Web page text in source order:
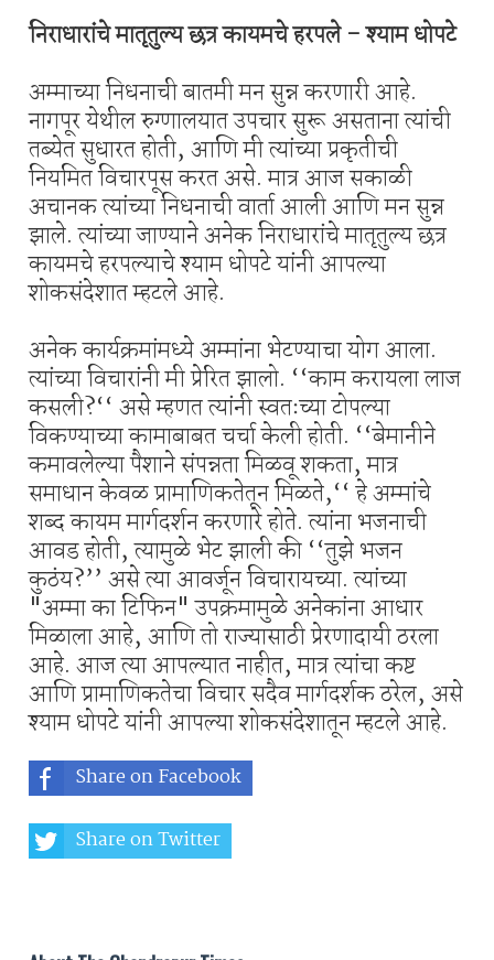
निराधारांचे मातृतुल्य छत्र कायमचे हरपले - श्याम धोपटे
अम्माच्या निधनाची बातमी मन सुन्न करणारी आहे.
नागपूर येथील रुग्णालयात उपचार सुरू असताना त्यांची
तब्येत सुधारत होती, आणि मी त्यांच्या प्रकृतीची
नियमित विचारपूस करत असे. मात्र आज सकाळी
अचानक त्यांच्या निधनाची वार्ता आली आणि मन सुन्न
झाले. त्यांच्या जाण्याने अनेक निराधारांचे मातृतुल्य छत्र
कायमचे हरपल्याचे श्याम धोपटे यांनी आपल्या
शोकसंदेशात म्हटले आहे.
अनेक कार्यक्रमांमध्ये अम्मांना भेटण्याचा योग आला.
त्यांच्या विचारांनी मी प्रेरित झालो. ‘‘काम करायला लाज
कसली?‘‘ असे म्हणत त्यांनी स्वतःच्या टोपल्या
विकण्याच्या कामाबाबत चर्चा केली होती. ‘‘बेमानीने
कमावलेल्या पैशाने संपन्नता मिळवू शकता, मात्र
समाधान केवळ प्रामाणिकतेतून मिळते,‘‘ हे अम्मांचे
शब्द कायम मार्गदर्शन करणारे होते. त्यांना भजनाची
आवड होती, त्यामुळे भेट झाली की ‘‘तुझे भजन
कुठंय?’’ असे त्या आवर्जून विचारायच्या. त्यांच्या
"अम्मा का टिफिन" उपक्रमामुळे अनेकांना आधार
मिळाला आहे, आणि तो राज्यासाठी प्रेरणादायी ठरला
आहे. आज त्या आपल्यात नाहीत, मात्र त्यांचा कष्ट
आणि प्रामाणिकतेचा विचार सदैव मार्गदर्शक ठरेल, असे
श्याम धोपटे यांनी आपल्या शोकसंदेशातून म्हटले आहे.
Share on Facebook
Share on Twitter